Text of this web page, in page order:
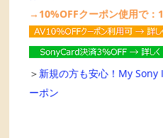
→10%OFFクーポン使用で：
＞ 新規の方も安心！My Sony
ーポン